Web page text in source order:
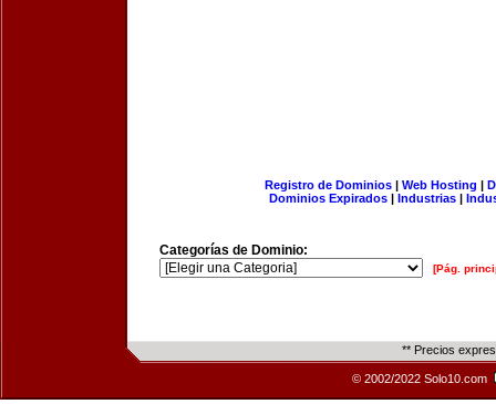
Registro de Dominios| Web Hosting |
Dominios Expirados | Industrias |
Categorías de Dominio:
[Pág.
** Precios
© 2002/2022 Solo10.com